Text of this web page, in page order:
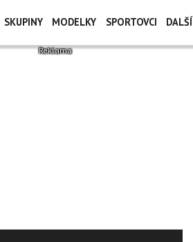
SKUPINY MODELKY SPORTOVCI DALŠÍ